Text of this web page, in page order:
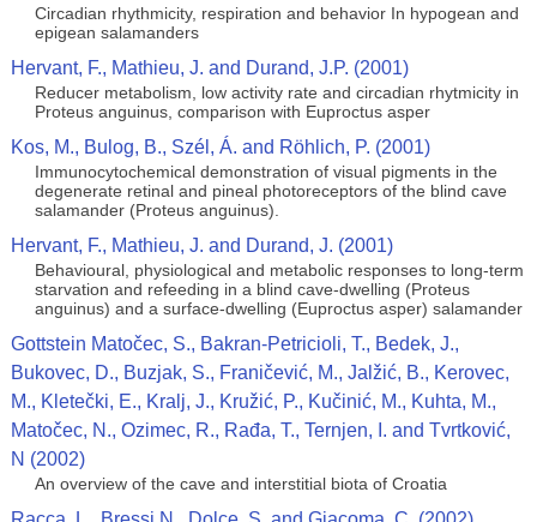
Circadian rhythmicity, respiration and behavior In hypogean and
epigean salamanders
Hervant, F., Mathieu, J. and Durand, J.P. (2001)
Reducer metabolism, low activity rate and circadian rhytmicity in
Proteus anguinus, comparison with Euproctus asper
Kos, M., Bulog, B., Szél, Á. and Röhlich, P. (2001)
Immunocytochemical demonstration of visual pigments in the
degenerate retinal and pineal photoreceptors of the blind cave
salamander (Proteus anguinus).
Hervant, F., Mathieu, J. and Durand, J. (2001)
Behavioural, physiological and metabolic responses to long-term
starvation and refeeding in a blind cave-dwelling (Proteus
anguinus) and a surface-dwelling (Euproctus asper) salamander
Gottstein Matočec, S., Bakran-Petricioli, T., Bedek, J.,
Bukovec, D., Buzjak, S., Franičević, M., Jalžić, B., Kerovec,
M., Kletečki, E., Kralj, J., Kružić, P., Kučinić, M., Kuhta, M.,
Matočec, N., Ozimec, R., Rađa, T., Ternjen, I. and Tvrtković,
N (2002)
An overview of the cave and interstitial biota of Croatia